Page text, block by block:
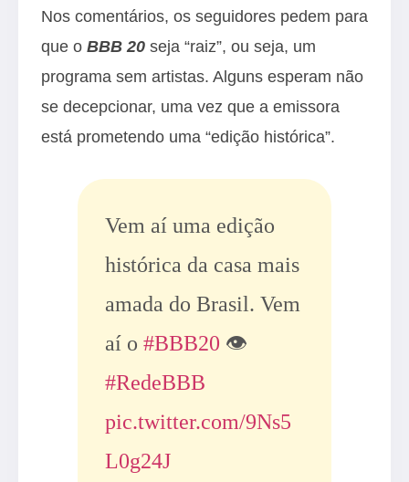
Nos comentários, os seguidores pedem para
que o BBB 20 seja “raiz”, ou seja, um
programa sem artistas. Alguns esperam não
se decepcionar, uma vez que a emissora
está prometendo uma “edição histórica”.
Vem aí uma edição
histórica da casa mais
amada do Brasil. Vem
aí o #BBB20 👁
#RedeBBB
pic.twitter.com/9Ns5
L0g24J